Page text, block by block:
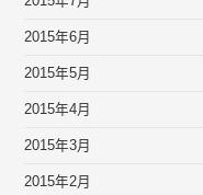
2015年6月
2015年5月
2015年4月
2015年3月
2015年2月